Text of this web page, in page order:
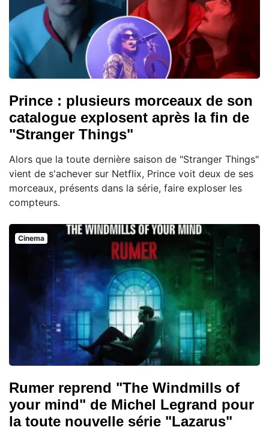
Prince : plusieurs morceaux de son
catalogue explosent après la fin de
"Stranger Things"
Alors que la toute dernière saison de "Stranger Things"
vient de s'achever sur Netflix, Prince voit deux de ses
morceaux, présents dans la série, faire exploser les
compteurs.
Cinema
Rumer reprend "The Windmills of
your mind" de Michel Legrand pour
la toute nouvelle série "Lazarus"